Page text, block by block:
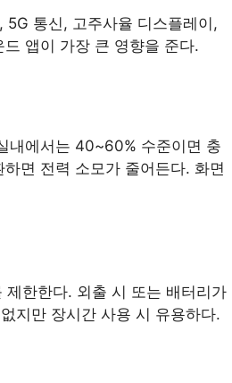
통신, 고주사율 디스플레이,
앱이 가장 큰 영향을 준다.
내에서는 40~60% 수준이면 충
면 전력 소모가 줄어든다. 화면
한한다. 외출 시 또는 배터리가
지만 장시간 사용 시 유용하다.